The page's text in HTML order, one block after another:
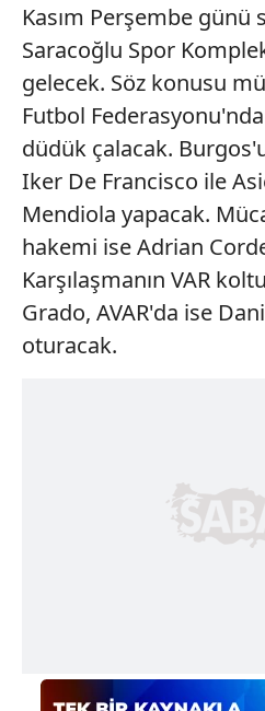
Kasım Perşembe günü
Saracoğlu Spor
gelecek. Söz konusu
Futbol
düdük çalacak.
Iker De Francisco ile
Mendiola yapacak.
hakemi ise Adrian
Karşılaşmanın VAR
Grado, AVAR'da ise
oturacak.